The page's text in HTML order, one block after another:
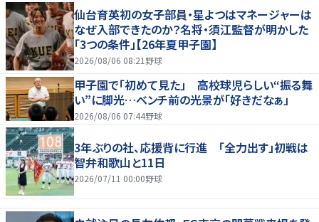
仙台育英初の女子部員・星よつはマネージャーは
なぜ入部できたのか？名将・須江監督が明かした
「3つの条件」【26年夏甲子園】
2026/08/06 08:21 野球
甲子園で「初めて見た」 高校球児らしい“振る舞
い”に脚光…ベンチ前の光景が「好きだなぁ」
2026/08/06 07:44野球
3年ぶりの社、応援背に行進 「全力出す」初戦は
智弁和歌山と11日
2026/07/11 00:00野球